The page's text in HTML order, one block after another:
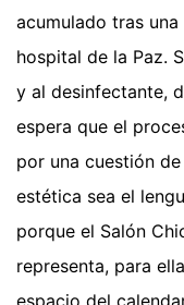
acumulado tras
hospital de la Paz.
y al desinfectante,
espera que el
por una cuestión
estética sea el
porque el Salón
representa, para